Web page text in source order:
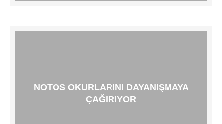
NOTOS OKURLARINI DAYANIŞMAYA
ÇAĞIRIYOR